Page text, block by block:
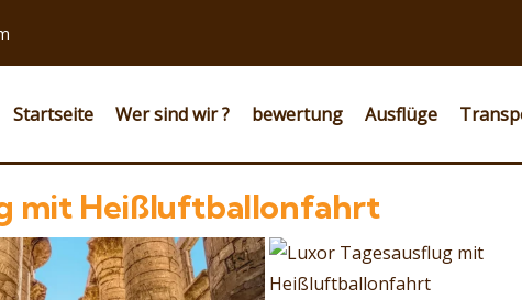
Startseite Wer sind wir ? bewertung Ausflüge
mit Heißluftballonfahrt